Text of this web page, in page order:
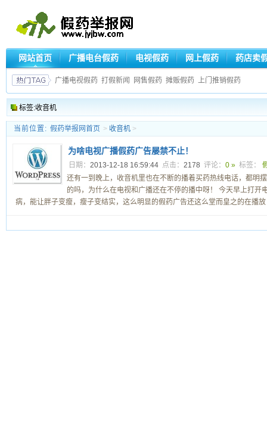
网站首页 广播电台假药 电视假药 网上假药 药店卖
广播电视假药 打假新闻 网售假药 摊贩假药 上门推销假药
标签:收音机
当前位置: 假药举报网首页 > 收音机 >
为啥电视广播假药广告屡禁不止！
日期： 2013-12-18 16:59:44 点击： 2178 评论： 0 » 标签：
还有一到晚上，收音机里也在不断的播着买药热线电话，都明
的吗，为什么在电视和广播还在不停的播中呀！ 今天早上打开
病，能让胖子变瘦，瘦子变结实，这么明显的假药广告还这么堂而皇之的在播